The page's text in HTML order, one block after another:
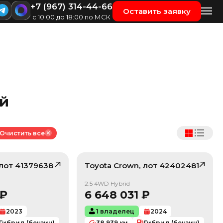
+7 (967) 314-44-66
с 10:00 до 18:00 по МСК
Оставить заявку
Очистить все
41379638
/ 10
2023
Toyota Crown, лот 42402481
/ 10
2.5 4WD Hybrid
6 648 031 ₽
1 владелец
2024